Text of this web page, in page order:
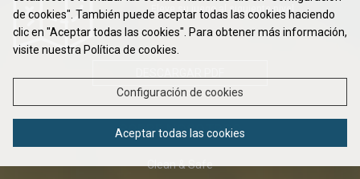
Eleve su juego al siguiente nivel ...
SOBRE NOSOTROS
Clean & Safe
de cookies". También puede aceptar todas las cookies haciendo
clic en "Aceptar todas las cookies". Para obtener más información,
visite nuestra Política de cookies.
Configuración de cookies
Aceptar todas las cookies